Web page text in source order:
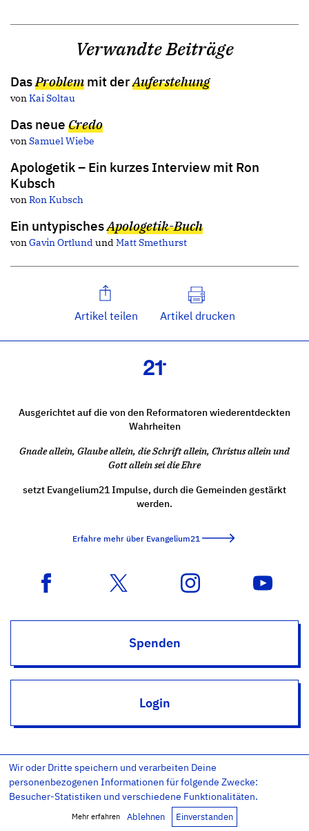
Verwandte Beiträge
DasProblem mit derAuferstehung
vonKai Soltau
Das neue Credo
vonSamuel Wiebe
Apologetik – Ein kurzes Interview mit Ron
Kubsch
vonRon Kubsch
Ein untypischesApologetik-Buch
vonGavin Ortlund und Matt Smethurst
Artikel teilen Artikel drucken
Ausgerichtet auf die von den Reformatoren wiederentdeckten
Wahrheiten
Gnade allein, Glaube allein, die Schrift allein, Christus allein und
Gott allein sei die Ehre
setzt Evangelium21 Impulse, durch die Gemeinden gestärkt
werden.
Erfahre mehr über Evangelium21
Spenden
Login
Impressum Datenschutz
Datenschutz-Einstellungen
AGB
Kontakt RSS Newsletter
Wir oder Dritte speichern und verarbeiten Deine
personenbezogenen Informationen für folgende Zwecke:
Besucher-Statistiken und verschiedene Funktionalitäten.
Mehr erfahren Ablehnen Einverstanden